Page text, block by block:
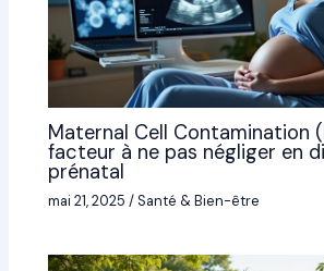
Maternal Cell Contamination
facteur à ne pas négliger en
prénatal
mai 21, 2025/Santé & Bien-être